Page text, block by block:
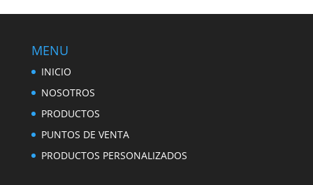
MENU
INICIO
NOSOTROS
PRODUCTOS
PUNTOS DE VENTA
PRODUCTOS PERSONALIZADOS